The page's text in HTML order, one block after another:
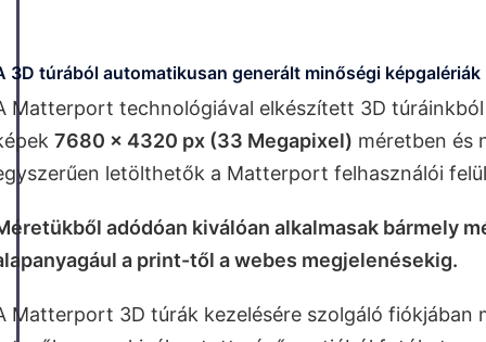
3D túrából automatikusan generált minőségi képgalériák
Matterport technológiával elkészített 3D
7680 x 4320 px (33 Megapixel) méretben és
letölthetők a Matterport felhasználói
adódóan kiválóan alkalmasak bármely
a print-től a webes megjelenésekig.
Matterport 3D túrák kezelésére szolgáló fiókjában